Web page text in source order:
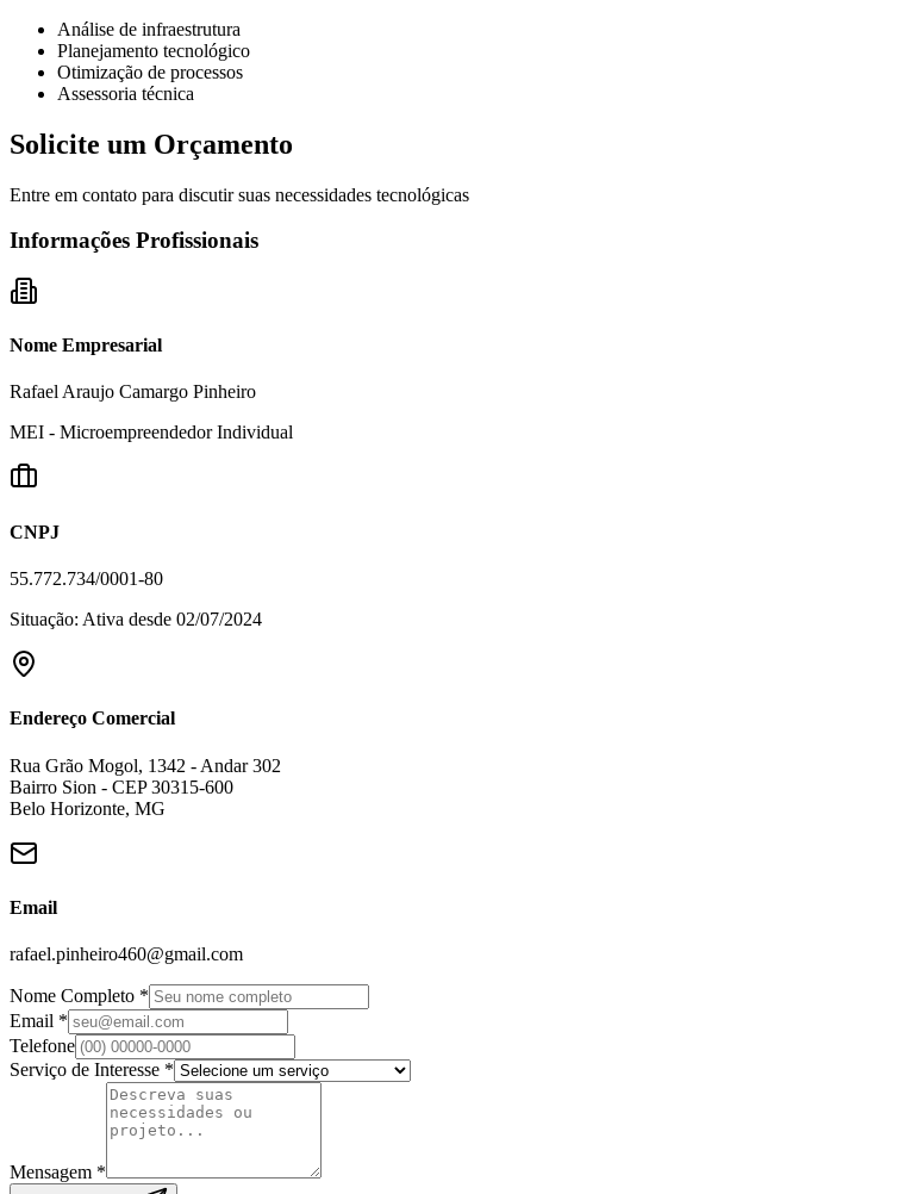
Análise de infraestrutura
Planejamento tecnológico
Otimização de processos
Assessoria técnica
Solicite um Orçamento
Entre em contato para discutir suas necessidades tecnológicas
Informações Profissionais
Nome Empresarial
Rafael Araujo Camargo Pinheiro
MEI - Microempreendedor Individual
CNPJ
55.772.734/0001-80
Situação: Ativa desde 02/07/2024
Endereço Comercial
Rua Grão Mogol, 1342 - Andar 302
Bairro Sion - CEP 30315-600
Belo Horizonte, MG
Email
rafael.pinheiro460@gmail.com
Nome Completo *
Email *
Telefone
Serviço de Interesse *
Mensagem *